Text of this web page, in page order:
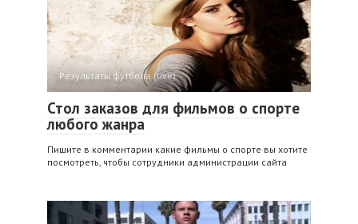
Результаты футбола (live)
Стол заказов для фильмов о спорте
любого жанра
Пишите в комментарии какие фильмы о спорте вы хотите
посмотреть, чтобы сотрудники администрации сайта